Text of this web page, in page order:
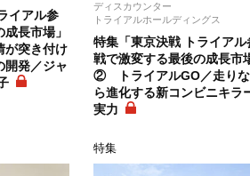
イアル参
長市場」
突き付け
開発／ジャ
ディスカウンター
トライアルホールディングス
特集「東京決戦 トライアル
戦で激変する最後の成長市
② トライアルGO／走り
ら進化する新コンビニキラ
実力
特集